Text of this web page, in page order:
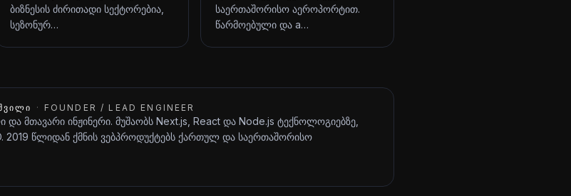
ბიზნესის ძირითადი სექტორებია,
სეზონურ…
საერთაშორისო აეროპორტით.
წარმოებული და a…
· FOUNDER / LEAD ENGINEER
მთავარი ინჟინერი. მუშაობს Next.js, React და Node.js ტექნოლოგიებზე,
წლიდან ქმნის ვებპროდუქტებს ქართულ და საერთაშორისო